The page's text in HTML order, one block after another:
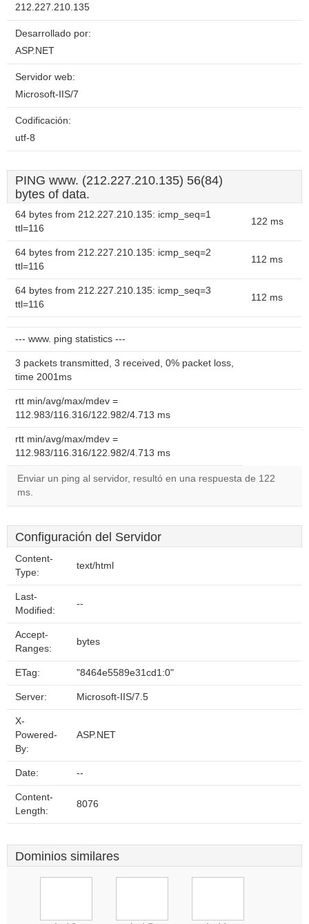
212.227.210.135
Desarrollado por:
ASP.NET
Servidor web:
Microsoft-IIS/7
Codificación:
utf-8
PING www. (212.227.210.135) 56(84)
bytes of data.
64 bytes from 212.227.210.135: icmp_seq=1
ttl=116
122 ms
64 bytes from 212.227.210.135: icmp_seq=2
ttl=116
112 ms
64 bytes from 212.227.210.135: icmp_seq=3
ttl=116
112 ms
--- www. ping statistics ---
3 packets transmitted, 3 received, 0% packet loss,
time 2001ms
rtt min/avg/max/mdev =
112.983/116.316/122.982/4.713 ms
rtt min/avg/max/mdev =
112.983/116.316/122.982/4.713 ms
Enviar un ping al servidor, resultó en una respuesta de 122
ms.
Configuración del Servidor
Content-
Type:
text/html
Last-
Modified:
--
Accept-
Ranges:
bytes
ETag: "8464e5589e31cd1:0"
Server: Microsoft-IIS/7.5
X-
Powered-
By:
ASP.NET
Date: --
Content-
Length:
8076
Dominios similares